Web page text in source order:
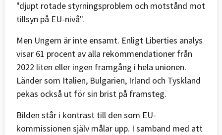
"djupt rotade styrningsproblem och motstånd mot
tillsyn på EU-nivå".
Men Ungern är inte ensamt. Enligt Liberties analys
visar 61 procent av alla rekommendationer från
2022 liten eller ingen framgång i hela unionen.
Länder som Italien, Bulgarien, Irland och Tyskland
pekas också ut för sin brist på framsteg.
Bilden står i kontrast till den som EU-
kommissionen själv målar upp. I samband med att